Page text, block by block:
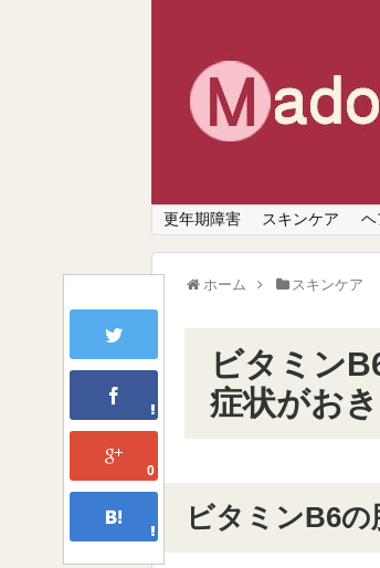
更年期障害 スキンケア ヘ
ホーム スキンケア
0
ビタミン
症状がお
ビタミンB6の